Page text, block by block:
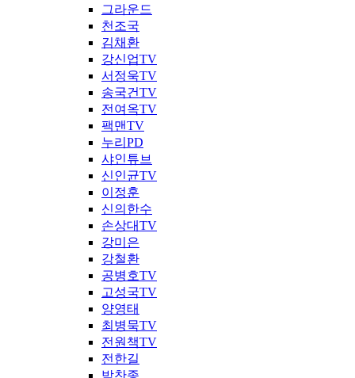
그라운드
천조국
김채환
강신업TV
서정욱TV
송국건TV
전여옥TV
팩맨TV
누리PD
샤인튜브
신인균TV
이정훈
신의한수
손상대TV
강미은
강철환
공병호TV
고성국TV
양영태
최병묵TV
전원책TV
전한길
박찬종